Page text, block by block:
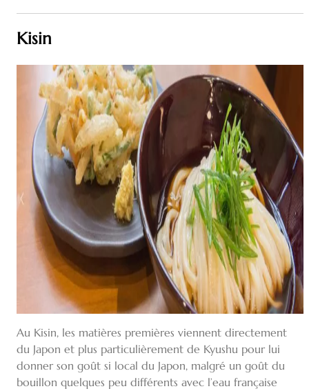
Kisin
Au Kisin, les matières premières viennent directement
du Japon et plus particulièrement de Kyushu pour lui
donner son goût si local du Japon, malgré un goût du
bouillon quelques peu différents avec l’eau française